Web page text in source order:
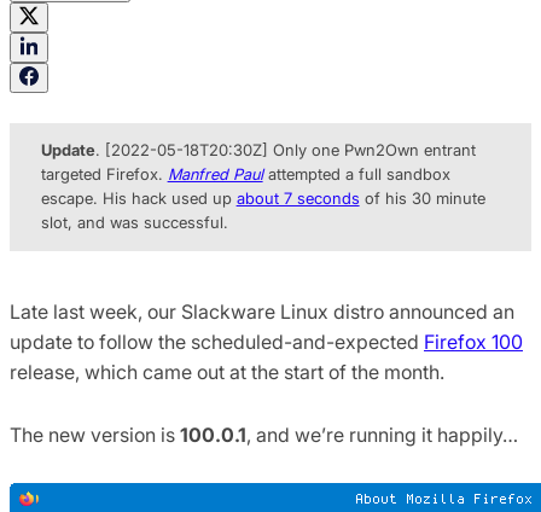
Update. [2022-05-18T20:30Z] Only one Pwn2Own entrant
targeted Firefox. Manfred Paulattempted a full sandbox
escape. His hack used up about 7 seconds of his 30 minute
slot, and was successful.
Late last week, our Slackware Linux distro announced an
update to follow the scheduled-and-expected Firefox 100
release, which came out at the start of the month.
The new version is 100.0.1, and we’re running it happily…